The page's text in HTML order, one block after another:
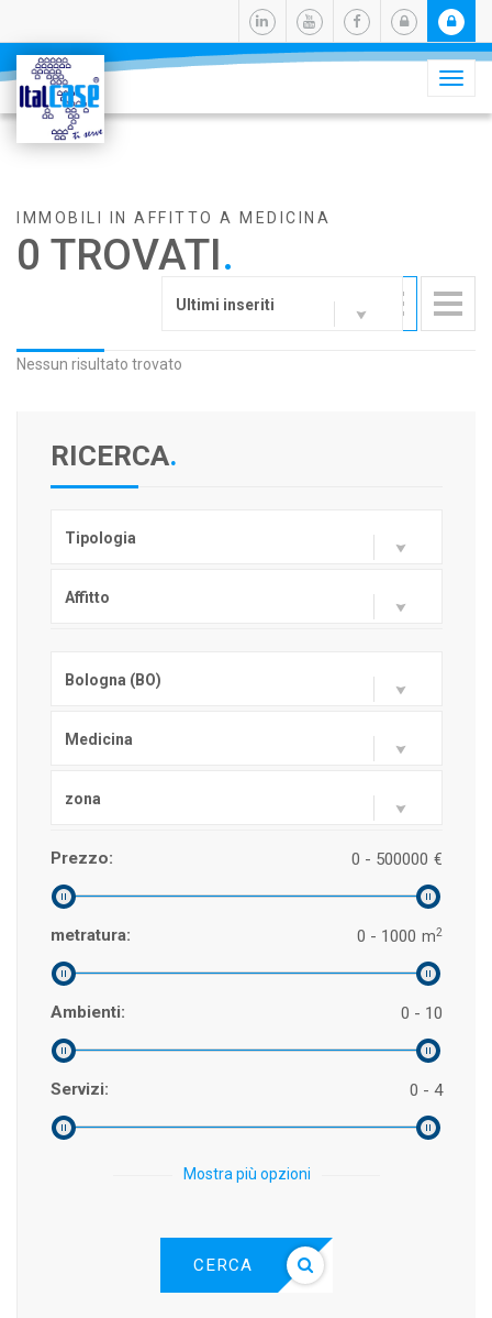
IMMOBILI IN AFFITTO A MEDICINA
0 TROVATI.
Ultimi inseriti
Nessun risultato trovato
RICERCA.
Tipologia
Affitto
Bologna (BO)
Medicina
zona
Prezzo: €
0 - 500000
metratura: m2
0 - 1000
Ambienti: 0 - 10
Servizi: 0 - 4
Mostra più opzioni
CERCA